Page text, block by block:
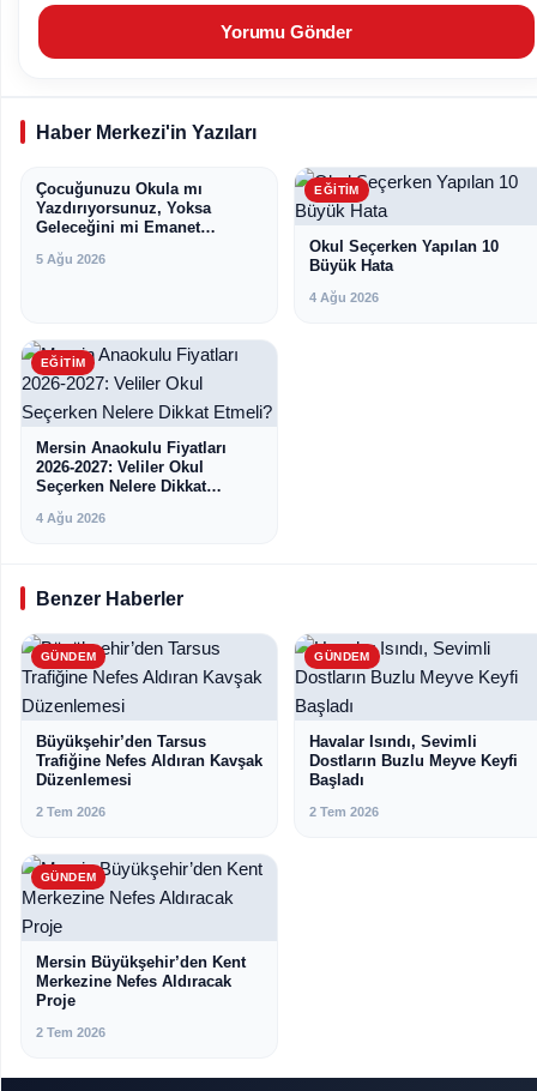
Haber Merkezi'in Yazıları
EĞITIM
Çocuğunuzu Okula mı
Yazdırıyorsunuz, Yoksa
Geleceğini mi Emanet
5 Ağu 2026
EĞITIM
Okul Seçerken Yapılan 10
Büyük Hata
4 Ağu 2026
EĞITIM
Mersin Anaokulu Fiyatları
2026-2027: Veliler Okul
Seçerken Nelere Dikkat
4 Ağu 2026
Benzer Haberler
GÜNDEM
Büyükşehir’den Tarsus
Trafiğine Nefes Aldıran Kavşak
Düzenlemesi
2 Tem 2026
GÜNDEM
Havalar Isındı, Sevimli
Dostların Buzlu Meyve Keyfi
Başladı
2 Tem 2026
GÜNDEM
Mersin Büyükşehir’den Kent
Merkezine Nefes Aldıracak
Proje
2 Tem 2026